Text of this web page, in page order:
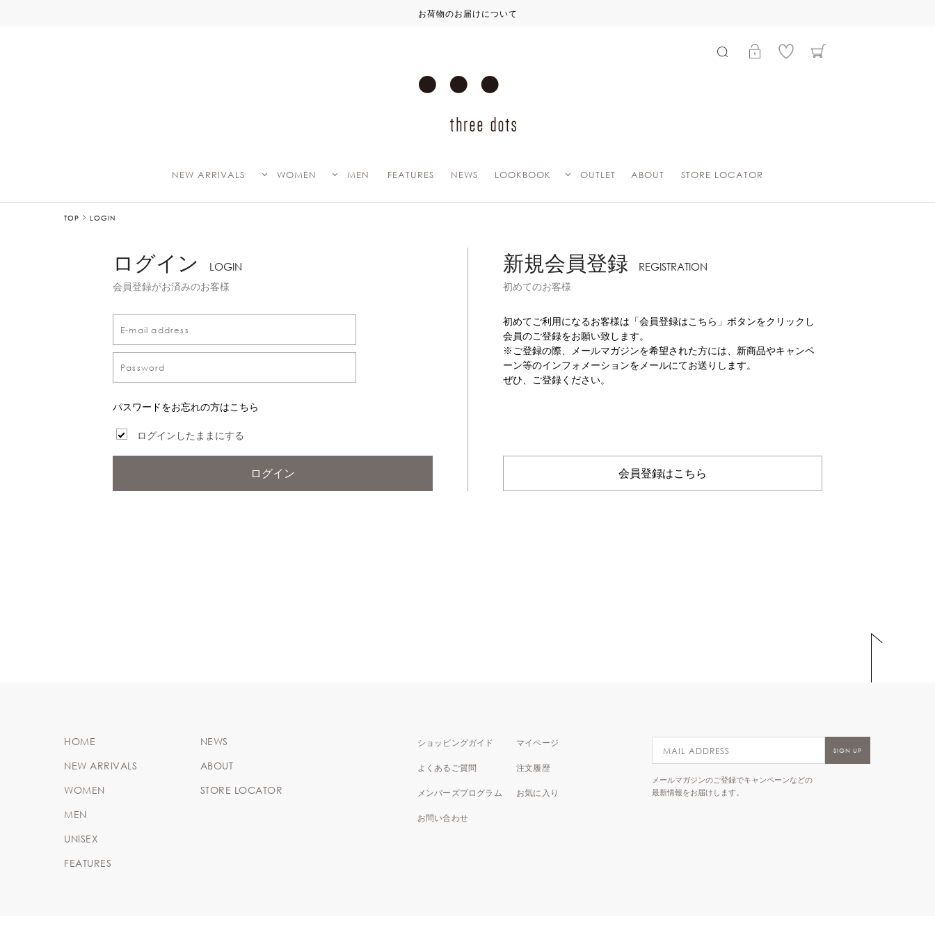
お荷物のお届けについて
NEW ARRIVALS WOMEN MEN FEATURES NEWS LOOKBOOK OUTLET ABOUT STORE LOCATOR
TOP LOGIN
ログイン LOGIN
会員登録がお済みのお客様
パスワードをお忘れの方はこちら
ログインしたままにする
ログイン
新規会員登録 REGISTRATION
初めてのお客様
初めてご利用になるお客様は「会員登録はこちら」ボタンをクリックし
会員のご登録をお願い致します。
※ご登録の際、メールマガジンを希望された方には、新商品やキャンペ
ーン等のインフォメーションをメールにてお送りします。
ぜひ、ご登録ください。
会員登録はこちら
HOME
NEW ARRIVALS
WOMEN
MEN
UNISEX
FEATURES
NEWS
ABOUT
STORE LOCATOR
ショッピングガイド
よくあるご質問
メンバーズプログラム
お問い合わせ
マイページ
注文履歴
お気に入り
メールマガジンのご登録でキャンペーンなどの
最新情報をお届けします。